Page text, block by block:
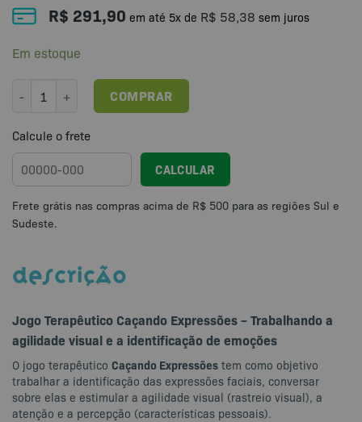
R$ 291,90 em até 5x de R$ 58,38 sem juros
Em estoque
Jogo Terapêutico Caçando Expressões quantidade
COMPRAR
Calcule o frete
CALCULAR
DESCRIÇÃO
Jogo Terapêutico Caçando Expressões– Trabalhando a
agilidade visual e a identificação de emoções
O jogo terapêutico Caçando Expressões tem como objetivo
trabalhar a identificação das expressões faciais, conversar
sobre elas e estimular a agilidade visual (rastreio visual), a
atenção e a percepção (características pessoais).